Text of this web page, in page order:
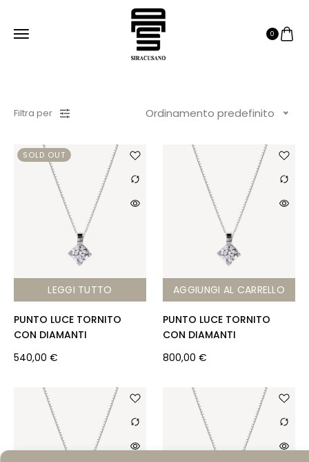
0
Filtra per Ordinamento predefinito
SOLD OUT
LEGGI TUTTO
PUNTO LUCE TORNITO
CON DIAMANTI
540,00 €
AGGIUNGI AL CARRELLO
PUNTO LUCE TORNITO
CON DIAMANTI
800,00 €